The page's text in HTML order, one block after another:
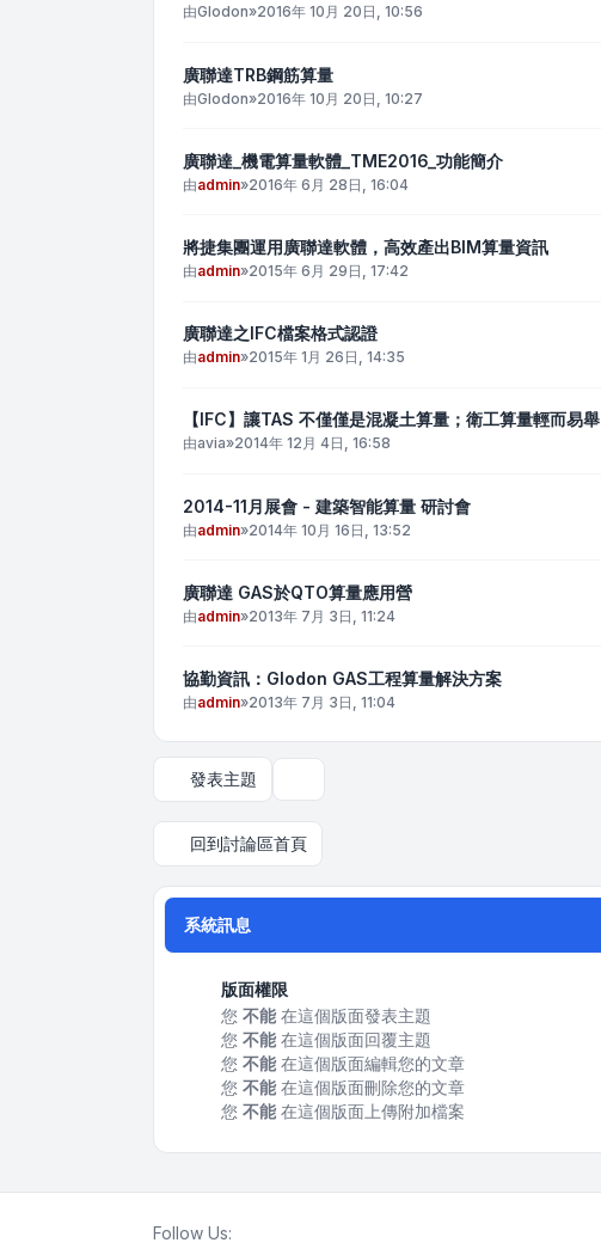
由Glodon»2016年 10月 20日, 10:56
廣聯達TRB鋼筋算量
由Glodon»2016年 10月 20日, 10:27
廣聯達_機電算量軟體_TME2016_功能簡介
由admin»2016年 6月 28日, 16:04
將捷集團運用廣聯達軟體，高效產出BIM算量資訊
由admin»2015年 6月 29日, 17:42
廣聯達之IFC檔案格式認證
由admin»2015年 1月 26日, 14:35
【IFC】讓TAS 不僅僅是混凝土算量；衛工算量輕而易舉
由avia»2014年 12月 4日, 16:58
2014-11月展會 - 建築智能算量 研討會
由admin»2014年 10月 16日, 13:52
廣聯達 GAS於QTO算量應用營
由admin»2013年 7月 3日, 11:24
協勤資訊：Glodon GAS工程算量解決方案
由admin»2013年 7月 3日, 11:04
發表主題
回到討論區首頁
系統訊息
版面權限
您 不能在這個版面發表主題
您 不能在這個版面回覆主題
您 不能在這個版面編輯您的文章
您 不能在這個版面刪除您的文章
您 不能在這個版面上傳附加檔案
Follow Us: